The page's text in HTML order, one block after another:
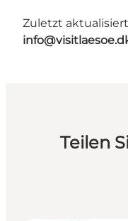
Zuletzt
Teilen